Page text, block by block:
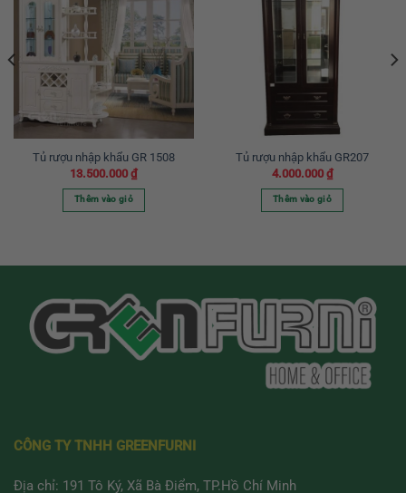
Tủ rượu nhập khẩu GR 1508
13.500.000 ₫
Thêm vào giỏ
Tủ rượu nhập khẩu GR207
4.000.000 ₫
Thêm vào giỏ
CÔNG TY TNHH GREENFURNI
Địa chỉ: 191 Tô Ký, Xã Bà Điểm, TP.Hồ Chí Minh